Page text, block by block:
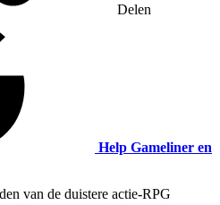
Delen
Help Gameliner en
van de duistere actie-RPG